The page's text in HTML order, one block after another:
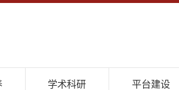
学术科研 平台建设